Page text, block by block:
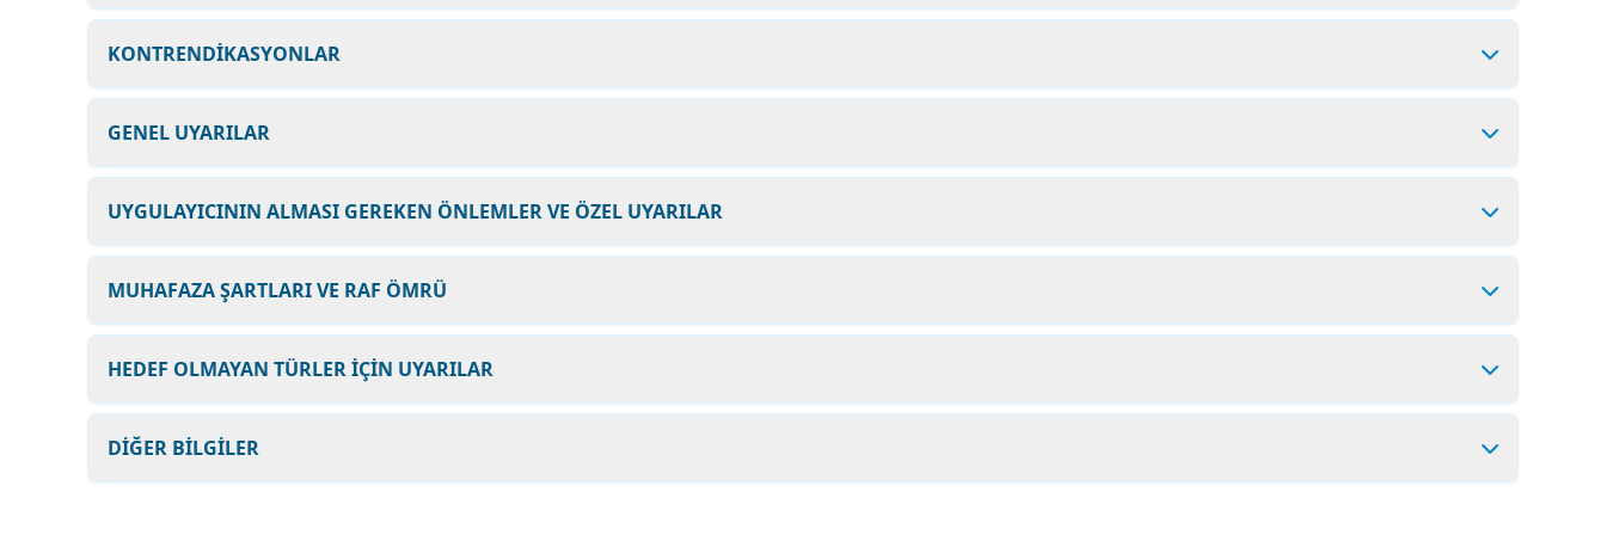
KONTRENDİKASYONLAR
GENEL UYARILAR
UYGULAYICININ ALMASI GEREKEN ÖNLEMLER VE ÖZEL UYARILAR
MUHAFAZA ŞARTLARI VE RAF ÖMRÜ
HEDEF OLMAYAN TÜRLER İÇİN UYARILAR
DİĞER BİLGİLER